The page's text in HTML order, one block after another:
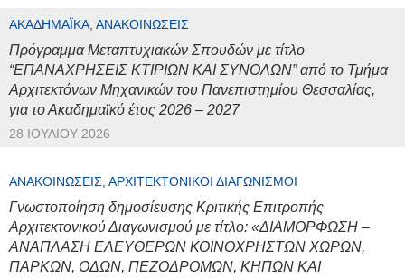
ΑΚΑΔΗΜΑΪΚΆ, ΑΝΑΚΟΙΝΏΣΕΙΣ
Πρόγραμμα Μεταπτυχιακών Σπουδών με τίτλο
“ΕΠΑΝΑΧΡΗΣΕΙΣ ΚΤΙΡΙΩΝ ΚΑΙ ΣΥΝΟΛΩΝ” από το Τμήμα
Αρχιτεκτόνων Μηχανικών του Πανεπιστημίου Θεσσαλίας,
για το Ακαδημαϊκό έτος 2026 – 2027
28 ΙΟΥΛΊΟΥ 2026
ΑΝΑΚΟΙΝΏΣΕΙΣ, ΑΡΧΙΤΕΚΤΟΝΙΚΟΊ ΔΙΑΓΩΝΙΣΜΟΊ
Γνωστοποίηση δημοσίευσης Κριτικής Επιτροπής
Αρχιτεκτονικού Διαγωνισμού με τίτλο: «ΔΙΑΜΟΡΦΩΣΗ –
ΑΝΑΠΛΑΣΗ ΕΛΕΥΘΕΡΩΝ ΚΟΙΝΟΧΡΗΣΤΩΝ ΧΩΡΩΝ,
ΠΑΡΚΩΝ, ΟΔΩΝ, ΠΕΖΟΔΡΟΜΩΝ, ΚΗΠΩΝ ΚΑΙ